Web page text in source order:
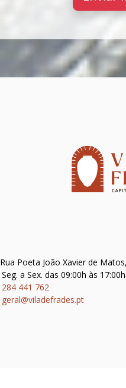
Poeta João Xavier de
Seg. a Sex. das 09:00h às 17:00h
284 441 762
geral@viladefrades.pt